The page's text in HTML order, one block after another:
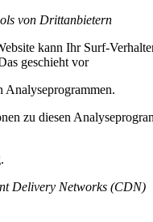
von Drittanbietern
kann Ihr Surf-
geschieht vor
Analyseprogrammen.
zu diesen
Delivery Networks (CDN)